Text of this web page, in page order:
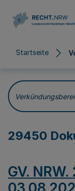
Startseite
29450
GV.